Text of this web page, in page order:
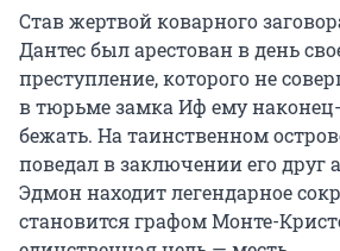
Став жертвой коварного
Дантес был арестован в день
преступление, которого не
в тюрьме замка Иф ему наконец-
бежать. На таинственном
поведал в заключении его друг
Эдмон находит легендарное
становится графом Монте-